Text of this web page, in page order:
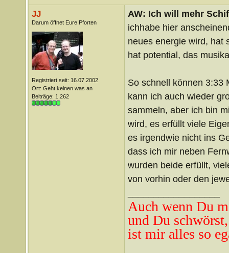
JJ
Darum öffnet Eure Pforten
Registriert seit: 16.07.2002
Ort: Geht keinen was an
Beiträge: 1.262
AW: Ich will mehr
ichhabe hier
neues energie wird, hat
hat potential, das
So schnell können 3:33
kann ich auch wieder
sammeln, aber ich bin
wird, es erfüllt viele
es irgendwie nicht ins
dass ich mir neben
wurden beide erfüllt,
von vorhin oder den
Auch wenn Du
und Du
ist mir alles so